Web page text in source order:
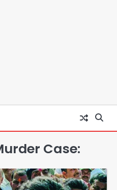
Case:
पर फूलप्रूफ सुरक्षा को लेकर
मुख्यालय में मंथन